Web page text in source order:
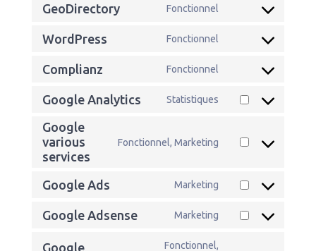
GeoDirectory Fonctionnel
Consent
WordPress Fonctionnel
Consent
Complianz Fonctionnel
Consent
service
Google Analytics Statistiques
Consent
google-
Google
various
services
Fonctionnel, Marketing
Consent
google-
various-
services
Google Ads Marketing
Consent
service
Google Adsense Marketing
Consent
Google
Fonctionnel,